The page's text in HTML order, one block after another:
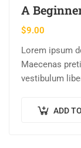
A
$9.00
Lorem ipsum
Maecenas
vestibulum
ADD